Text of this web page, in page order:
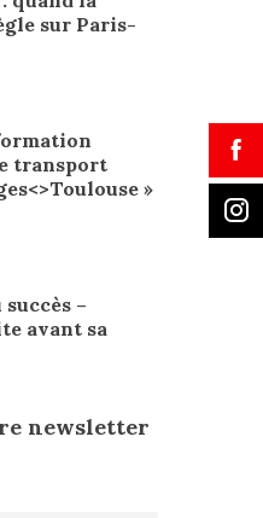
sur Paris-
transport
»
–
avant sa
newsletter